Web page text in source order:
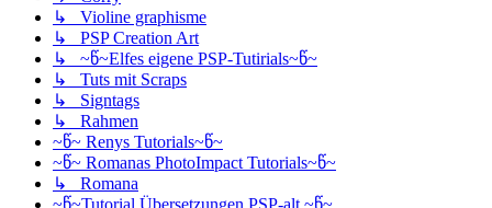
↳ Violine graphisme
↳ PSP Creation Art
↳ ~წ~Elfes eigene PSP-Tutirials~წ~
↳ Tuts mit Scraps
↳ Signtags
↳ Rahmen
~წ~ Renys Tutorials~წ~
~წ~ Romanas PhotoImpact Tutorials~წ~
↳ Romana